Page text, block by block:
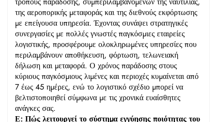
της αεροπορικής μεταφοράς και της διεθνούς εκφόρτωσης
με επείγουσα υπηρεσία. Έχοντας συνάψει στρατηγικές
συνεργασίες με πολλές γνωστές παγκόσμιες εταιρείες
λογιστικής, προσφέρουμε ολοκληρωμένες υπηρεσίες που
περιλαμβάνουν αποθήκευση, φόρτωση, τελωνειακή
δήλωση και μεταφορά. Ο χρόνος παράδοσης στους
κύριους παγκόσμιους λιμένες και περιοχές κυμαίνεται από
7 έως 45 ημέρες, ενώ το λογιστικό σχέδιο μπορεί να
βελτιστοποιηθεί σύμφωνα με τις χρονικά ευαίσθητες
ανάγκες σας.
Ε: Πώς λειτουργεί το σύστημα εγγύησης ποιότητας του